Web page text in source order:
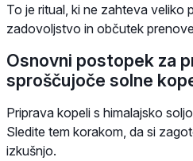
To je ritual, ki ne zahteva veliko
zadovoljstvo in občutek
Osnovni postopek za
sproščujoče solne
Priprava kopeli s himalajsko
Sledite tem korakom, da si
izkušnjo.